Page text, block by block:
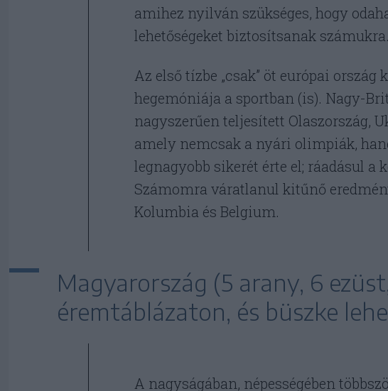
amihez nyilván szükséges, hogy
lehetőségeket biztosítsanak számukra.
Az első tízbe „csak” öt európai
hegemóniája a sportban (is). Nagy-
nagyszerűen teljesített Olaszország,
amely nemcsak a nyári olimpiák,
legnagyobb sikerét érte el; ráadásul a
Számomra váratlanul kitűnő
Kolumbia és Belgium.
Magyarország (5 arany, 6
éremtáblázaton, és büszke
A nagyságában, népességében